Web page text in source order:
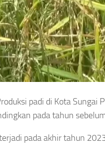
padi di Kota Sungai
pada tahun
pada akhir tahun
Baru
Headline
Scorpene
PT.PAL Indonesia
Mulai
Kapal Selam
Alutsista